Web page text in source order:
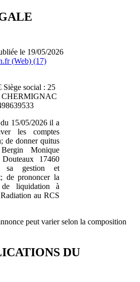
le 19/05/2026
(Web) (17)
Siège social : 25
CHERMIGNAC
15/05/2026 il a
les comptes
de donner quitus
Monique
17460
sa gestion et
de prononcer la
de liquidation à
au RCS
peut varier selon la composition
DU